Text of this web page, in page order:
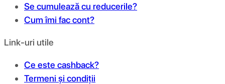
Se cumulează cu reducerile?
Cum îmi fac cont?
Link-uri utile
Ce este cashback?
Termeni și condiții